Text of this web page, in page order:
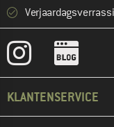
KLANTENSERVICE